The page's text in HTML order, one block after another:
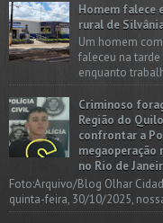
Homem falece
rural de
Um homem
faleceu na
enquanto
Criminoso
Região do
confrontar a
no Rio de
Foto:Arquivo/Blog Olhar
quinta-feira, 30/10/2025,